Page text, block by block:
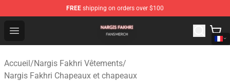
FREE shipping on orders over $100
Open menu
Nargis Fakhri Shop - Official Nargis Fakhri Merchandise
Accueil/Nargis Fakhri Vêtements/
Nargis Fakhri Chapeaux et chapeaux